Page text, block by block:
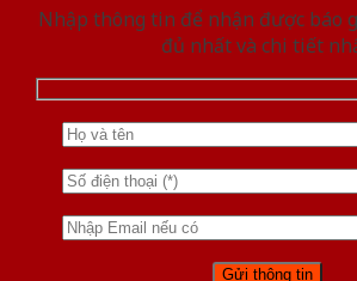
Nhập thông tin để nhận được báo
đủ nhất và chi tiết